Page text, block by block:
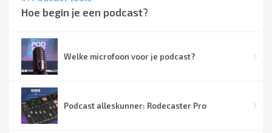
Hoe begin je een podcast?
Welke microfoon voor je podcast?
Podcast alleskunner: Rodecaster Pro